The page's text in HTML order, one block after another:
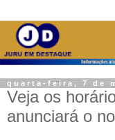
quarta-feira, 7 de
Veja os
anunciará o